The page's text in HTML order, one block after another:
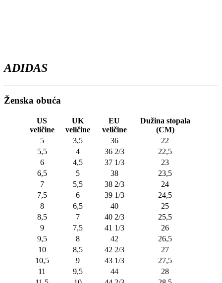
ADIDAS
Ženska obuća
US
veličine
UK
veličine
EU
veličine
Dužina stopala
(CM)
5
3,5 36
22
5,5
4 36 2/3
22,5
6
4,5 37 1/3
23
6,5
5 38
23,5
7
5,5 38 2/3
24
7,5
6 39 1/3
24,5
8
6,5 40
25
8,5
7 40 2/3
25,5
9
7,5 41 1/3
26
9,5
8 42
26,5
10
8,5 42 2/3
27
10,5
9 43 1/3
27,5
11
9,5 44
28